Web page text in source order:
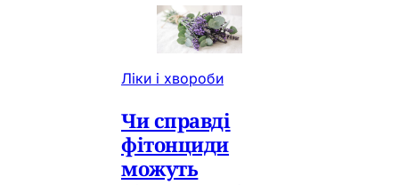
Ліки і хвороби
Чи справді
фітонциди
можуть